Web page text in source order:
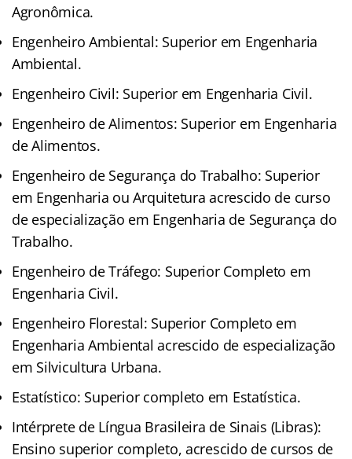
Agronômica.
Engenheiro Ambiental: Superior em Engenharia
Ambiental.
Engenheiro Civil: Superior em Engenharia Civil.
Engenheiro de Alimentos: Superior em Engenharia
de Alimentos.
Engenheiro de Segurança do Trabalho: Superior
em Engenharia ou Arquitetura acrescido de curso
de especialização em Engenharia de Segurança do
Trabalho.
Engenheiro de Tráfego: Superior Completo em
Engenharia Civil.
Engenheiro Florestal: Superior Completo em
Engenharia Ambiental acrescido de especialização
em Silvicultura Urbana.
Estatístico: Superior completo em Estatística.
Intérprete de Língua Brasileira de Sinais (Libras):
Ensino superior completo, acrescido de cursos de